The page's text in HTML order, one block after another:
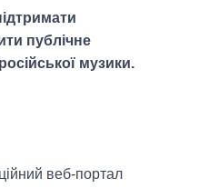
публічне
музики.
веб-портал